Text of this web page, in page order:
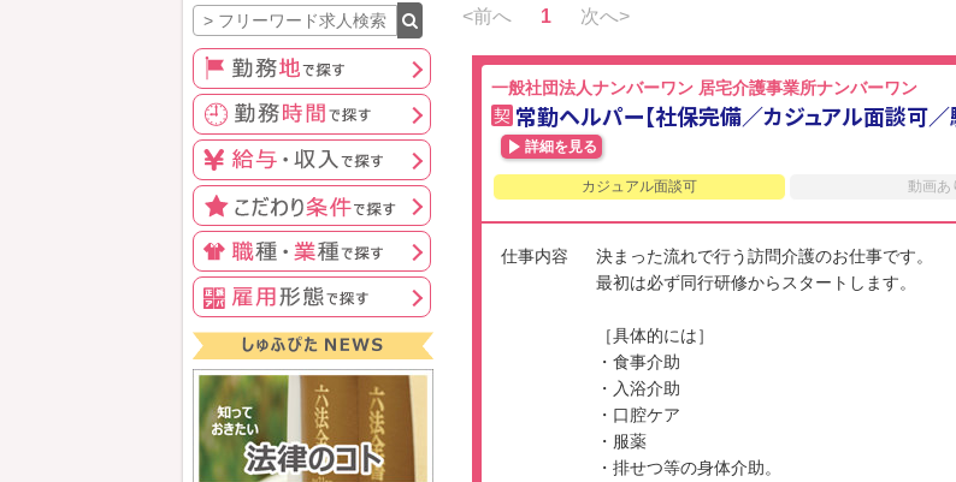
<前へ 1 次へ>
一般社団法人ナンバーワン 居宅介護事業所ナンバーワン
契 常勤ヘルパー【社保完備／カジュアル面談可／
詳細を見る
カジュアル面談可 動画あ
仕事内容
決まった流れで行う訪問介護のお仕事です。
最初は必ず同行研修からスタートします。
［具体的には］
・食事介助
・入浴介助
・口腔ケア
・服薬
・排せつ等の身体介助。